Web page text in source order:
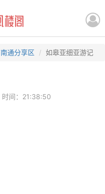
南通分享区 如皋亚细亚游记
时间：21:38:50